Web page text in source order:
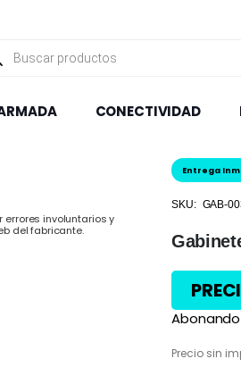
CONECTIVIDAD
involuntarios y
del fabricante.
Entrega
SKU: GAB-
Precio sin